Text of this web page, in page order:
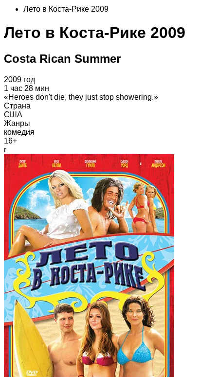
Лето в Коста-Рике 2009
Лето в Коста-Рике 2009
Costa Rican Summer
2009 год
1 час 28 мин
«Heroes don't die, they just stop showering.»
Страна
США
Жанры
комедия
16+
r